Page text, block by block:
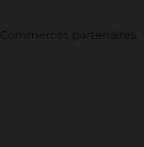
Commerces partenaires